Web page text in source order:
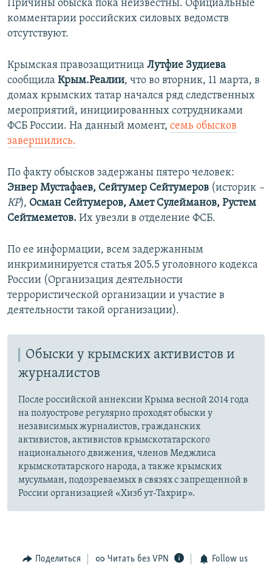
Причины обыска пока неизвестны. Официальные
комментарии российских силовых ведомств
отсутствуют.
Крымская правозащитница Лутфие Зудиева
сообщила Крым.Реалии, что во вторник, 11 марта, в
домах крымских татар начался ряд следственных
мероприятий, инициированных сотрудниками
ФСБ России. На данный момент, семь обысков
завершились.
По факту обысков задержаны пятеро человек:
Энвер Мустафаев, Сейтумер Сейтумеров (историк –
КР), Осман Сейтумеров, Амет Сулейманов, Рустем
Сейтмеметов. Их увезли в отделение ФСБ.
По ее информации, всем задержанным
инкриминируется статья 205.5 уголовного кодекса
России (Организация деятельности
террористической организации и участие в
деятельности такой организации).
Обыски у крымских активистов и
журналистов
После российской аннексии Крыма весной 2014 года
на полуострове регулярно проходят обыски у
независимых журналистов, гражданских
активистов, активистов крымскотатарского
национального движения, членов Меджлиса
крымскотатарского народа, а также крымских
мусульман, подозреваемых в связях с запрещенной в
России организацией «Хизб ут-Тахрир».
Поделиться Читать без VPN Follow us